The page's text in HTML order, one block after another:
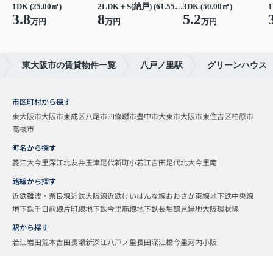
1DK (25.00㎡)
3.8万円
2LDK＋S(納戸) (61.55㎡)
8万円
3DK (50.00㎡)
5.2万円
東大阪市の賃貸物件一覧 八戸ノ里駅 グリーンハウス
市区町村から探す
東大阪市大阪市東成区八尾市四條畷市豊中市大東市大阪市東住吉区柏原市
高槻市
町名から探す
菱江大今里深江北友井玉津足代新町小若江吉田足代北大今里南
路線から探す
近鉄難波・奈良線近鉄大阪線近鉄けいはんな線おおさか東線地下鉄中央線
地下鉄千日前線片町線地下鉄今里筋線地下鉄長堀鶴見緑地大阪環状線
駅から探す
若江岩田荒本吉田長瀬新深江八戸ノ里長田深江橋今里河内小阪